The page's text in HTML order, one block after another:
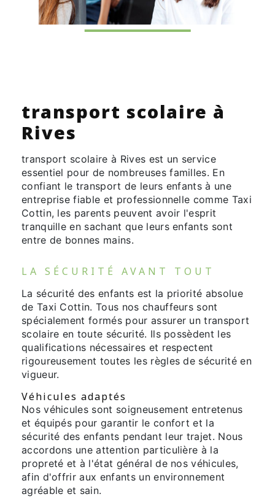
transport scolaire à
Rives
transport scolaire à Rives est un service
essentiel pour de nombreuses familles. En
confiant le transport de leurs enfants à une
entreprise fiable et professionnelle comme Taxi
Cottin, les parents peuvent avoir l'esprit
tranquille en sachant que leurs enfants sont
entre de bonnes mains.
LA SÉCURITÉ AVANT TOUT
La sécurité des enfants est la priorité absolue
de Taxi Cottin. Tous nos chauffeurs sont
spécialement formés pour assurer un transport
scolaire en toute sécurité. Ils possèdent les
qualifications nécessaires et respectent
rigoureusement toutes les règles de sécurité en
vigueur.
Véhicules adaptés
Nos véhicules sont soigneusement entretenus
et équipés pour garantir le confort et la
sécurité des enfants pendant leur trajet. Nous
accordons une attention particulière à la
propreté et à l'état général de nos véhicules,
afin d'offrir aux enfants un environnement
agréable et sain.